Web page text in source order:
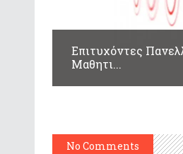
Επιτυχόντες
Μαθητι...
No Comments